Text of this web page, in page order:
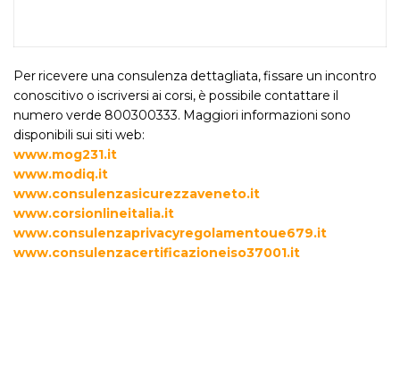
Per ricevere una consulenza dettagliata, fissare un incontro
conoscitivo o iscriversi ai corsi, è possibile contattare il
numero verde 800300333. Maggiori informazioni sono
disponibili sui siti web:
www.mog231.it
www.modiq.it
www.consulenzasicurezzaveneto.it
www.corsionlineitalia.it
www.consulenzaprivacyregolamentoue679.it
www.consulenzacertificazioneiso37001.it